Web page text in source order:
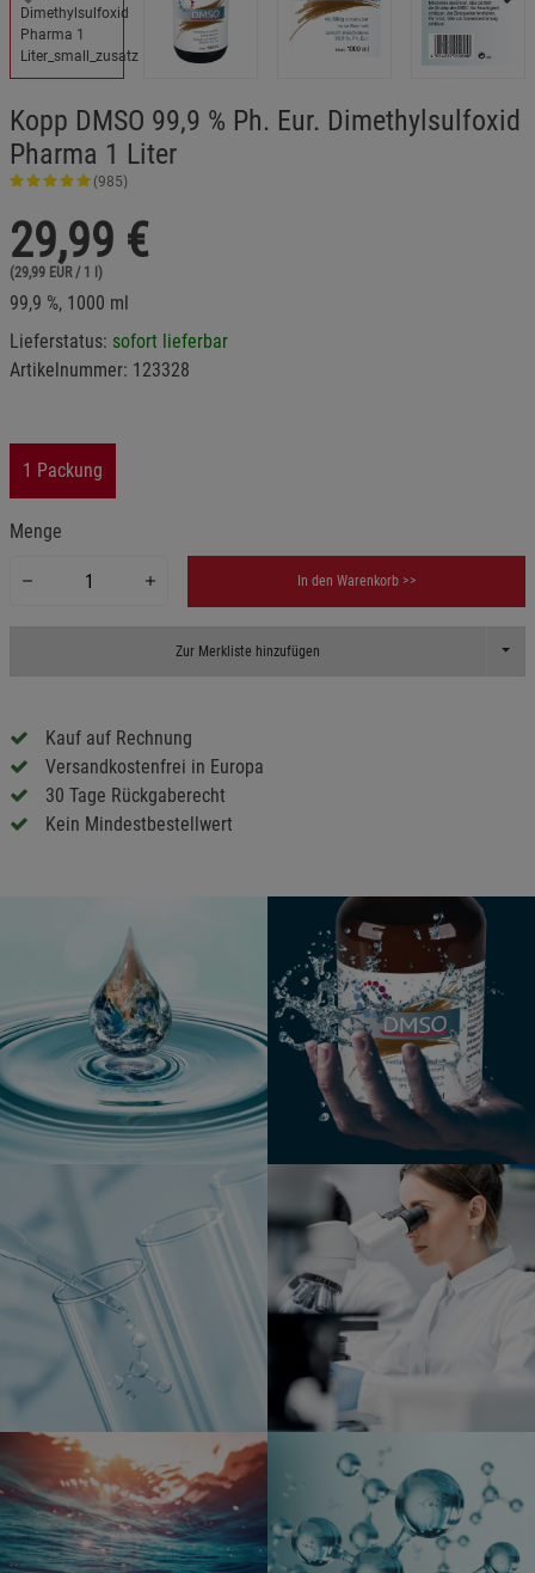
Kopp DMSO 99,9 % Ph. Eur. Dimethylsulfoxid
Pharma 1 Liter
(985)
29,99 €
(29,99 EUR / 1 l)
99,9 %, 1000 ml
Lieferstatus: sofort lieferbar
Artikelnummer: 123328
1 Packung
Menge
In den Warenkorb >>
Zur Merkliste hinzufügen
Kauf auf Rechnung
Versandkostenfrei in Europa
30 Tage Rückgaberecht
Kein Mindestbestellwert